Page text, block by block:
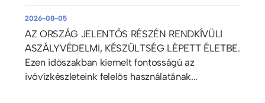
2026-08-05
AZ ORSZÁG JELENTŐS RÉSZÉN RENDKÍVÜLI
ASZÁLYVÉDELMI, KÉSZÜLTSÉG LÉPETT ÉLETBE.
Ezen időszakban kiemelt fontosságú az
ivóvízkészleteink felelős használatának...